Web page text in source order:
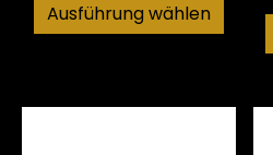
Ausführung wählen